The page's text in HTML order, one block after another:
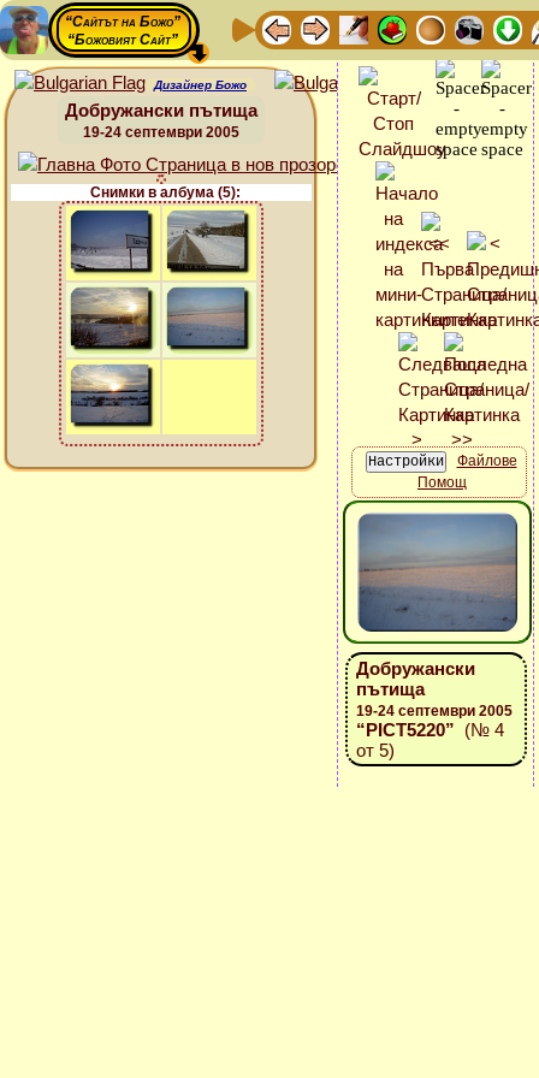
“Сайтът на Божо”
“Божовият Сайт”
Дизайнер Божо
Добружански пътища
19-24 септември 2005
Снимки в албума (5):
Файлове
Помощ
Добружански
пътища
19-24 септември 2005
“PICT5220” (№ 4
от 5)